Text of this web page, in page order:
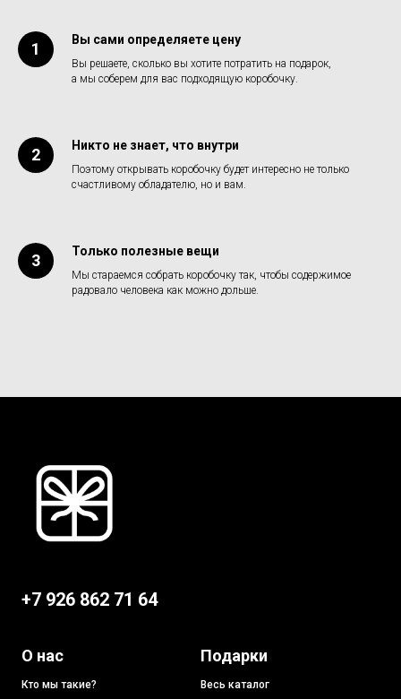
Вы сами определяете цену
Вы решаете, сколько вы хотите потратить на подарок,
а мы соберем для вас подходящую коробочку.
Никто не знает, что внутри
Поэтому открывать коробочку будет интересно не только
счастливому обладателю, но и вам.
Только полезные вещи
Мы стараемся собрать коробочку так, чтобы содержимое
радовало человека как можно дольше.
+7 926 862 71 64
О нас
Кто мы такие?
Подарки
Весь каталог